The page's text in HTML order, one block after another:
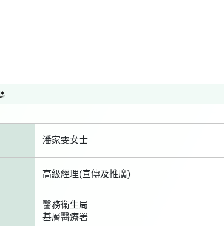
潘家雯女士
高級經理(宣傳及推廣)
醫務衞生局
基層醫療署